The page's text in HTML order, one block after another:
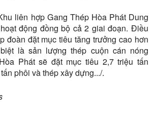
liên hợp Gang Thép Hòa Phát Dung
động đồng bộ cả 2 giai đoạn. Điều
đoàn đặt mục tiêu tăng trưởng cao hơn
là sản lượng thép cuộn cán nóng
Phát sẽ đặt mục tiêu 2,7 triệu tấn
phôi và thép xây dựng.../.